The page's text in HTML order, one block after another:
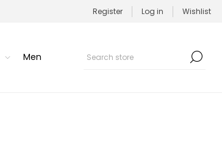
Register Log in Wishlist
Men